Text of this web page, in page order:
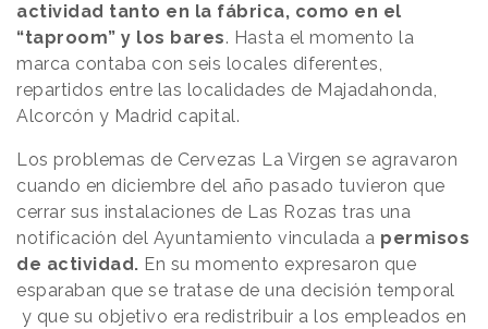
actividad tanto en la fábrica, como en el
“taproom” y los bares. Hasta el momento la
marca contaba con seis locales diferentes,
repartidos entre las localidades de Majadahonda,
Alcorcón y Madrid capital.
Los problemas de Cervezas La Virgen se agravaron
cuando en diciembre del año pasado tuvieron que
cerrar sus instalaciones de Las Rozas tras una
notificación del Ayuntamiento vinculada a permisos
de actividad. En su momento expresaron que
esparaban que se tratase de una decisión temporal
y que su objetivo era redistribuir a los empleados en